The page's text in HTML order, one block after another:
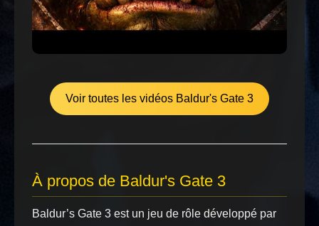
Voir toutes les vidéos Baldur's Gate 3
À propos de Baldur's Gate 3
Baldur’s Gate 3 est un jeu de rôle développé par